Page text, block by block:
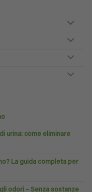
urina: come eliminare
La guida completa per
odori – Senza sostanze